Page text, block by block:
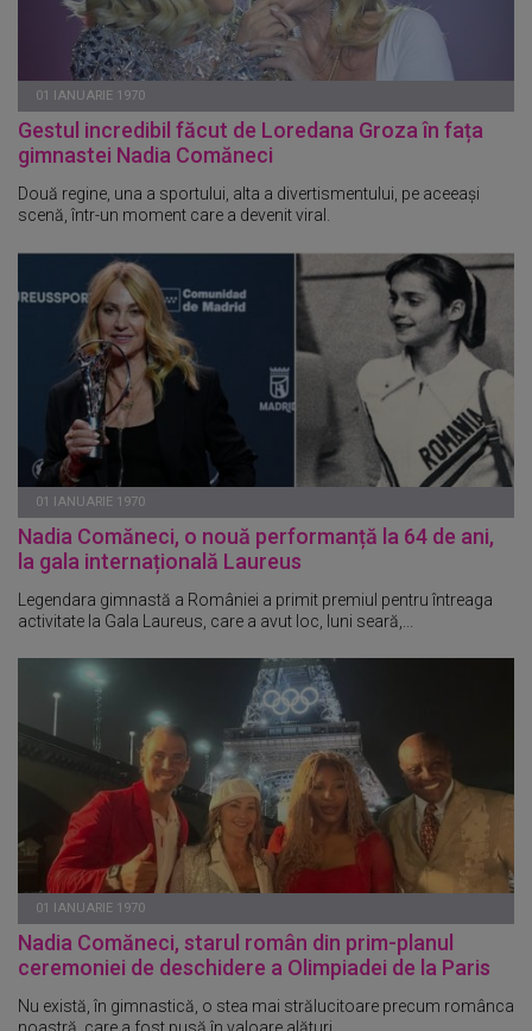
01 IANUARIE 1970
Gestul incredibil făcut de Loredana Groza în fața
gimnastei Nadia Comăneci
Două regine, una a sportului, alta a divertismentului, pe aceeași
scenă, într-un moment care a devenit viral.
01 IANUARIE 1970
Nadia Comăneci, o nouă performanță la 64 de ani,
la gala internațională Laureus
Legendara gimnastă a României a primit premiul pentru întreaga
activitate la Gala Laureus, care a avut loc, luni seară,...
01 IANUARIE 1970
Nadia Comăneci, starul român din prim-planul
ceremoniei de deschidere a Olimpiadei de la Paris
Nu există, în gimnastică, o stea mai strălucitoare precum românca
noastră, care a fost pusă în valoare alături...